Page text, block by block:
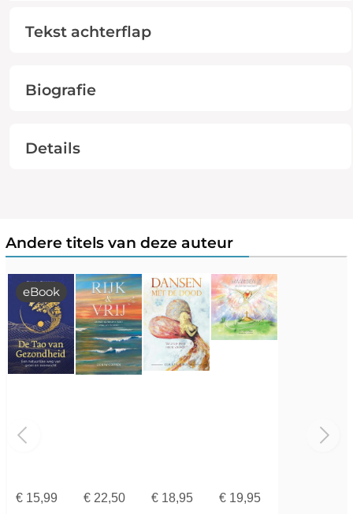
Tekst achterflap
Biografie
Details
Andere titels van deze auteur
€15,99
eBook
€22,50 € 18,95 € 19,95